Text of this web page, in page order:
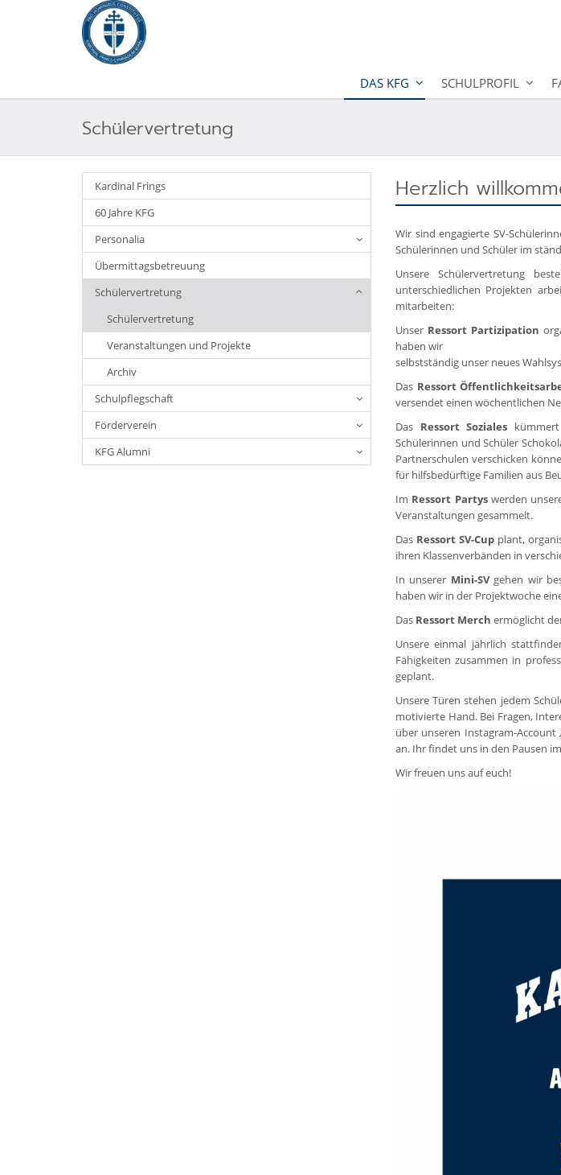
DAS KFG SCHULPROFIL
Schülervertretung
Kardinal Frings
60 Jahre KFG
Personalia
Übermittagsbetreuung
Schülervertretung
Schülervertretung
Veranstaltungen und Projekte
Archiv
Schulpflegschaft
Förderverein
KFG Alumni
Herzlich
Wir sind engagierte SV-
Schülerinnen und Schüler im
Unsere Schülervertretung
unterschiedlichen Projekten
mitarbeiten:
Unser Ressort Partizipation
haben wir
selbstständig unser neues
Das Ressort
versendet einen wöchentlichen
Das Ressort Soziales
Schülerinnen und Schüler
Partnerschulen verschicken
für hilfsbedürftige Familien aus
Im Ressort Partyswerden
Veranstaltungen gesammelt.
Das Ressort SV-Cup plant,
ihren Klassenverbänden in
In unserer Mini-SVgehen wir
haben wir in der Projektwoche
Das Ressort Merch ermöglicht
Unsere einmal jährlich
Fähigkeiten zusammen in
geplant.
Unsere Türen stehen jedem
motivierte Hand. Bei Fragen,
über unseren Instagram-Account
an. Ihr findet uns in den Pausen
Wir freuen uns auf euch!